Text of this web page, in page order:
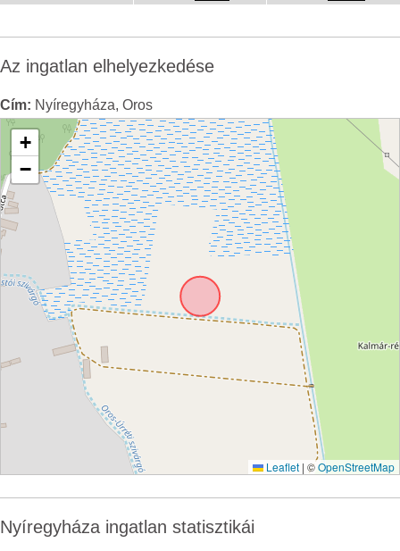
Az ingatlan elhelyezkedése
Cím: Nyíregyháza, Oros
+
−
Leaflet | ©OpenStreetMap
Nyíregyháza ingatlan statisztikái